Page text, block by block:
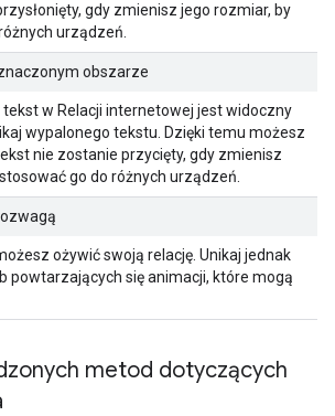
gdy zmienisz jego rozmiar, by
urządzeń.
obszarze
tekst w Relacji internetowej jest widoczny
wypalonego tekstu. Dzięki temu możesz
nie zostanie przycięty, gdy zmienisz
go do różnych urządzeń.
ożywić swoją relację. Unikaj jednak
powtarzających się animacji, które mogą
metod dotyczących